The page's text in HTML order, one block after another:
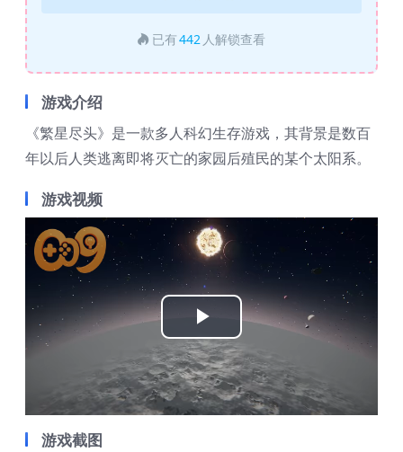
已有442 人解锁查看
游戏介绍
《繁星尽头》是一款多人科幻生存游戏，其背景是数百
年以后人类逃离即将灭亡的家园后殖民的某个太阳系。
游戏视频
Play
Video
游戏截图